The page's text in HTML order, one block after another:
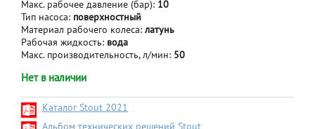
Макс. рабочее давление (бар): 10
Тип насоса: поверхностный
Материал рабочего колеса: латунь
Рабочая жидкость: вода
Макc. производительность, л/мин: 50
Нет в наличии
Каталог Stout 2021
Альбом технических решений Stout